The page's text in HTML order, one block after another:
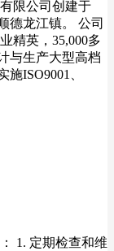
限公司创建于
德龙江镇。 公司
精英，35,000多
与生产大型高档
ISO9001、
1. 定期检查和维